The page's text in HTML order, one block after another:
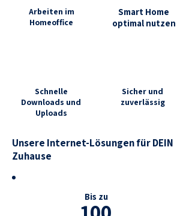
Arbeiten im
Homeoffice
Smart Home
optimal nutzen
Schnelle
Downloads und
Uploads
Sicher und
zuverlässig
Unsere Internet-Lösungen für DEIN
Zuhause
Bis zu